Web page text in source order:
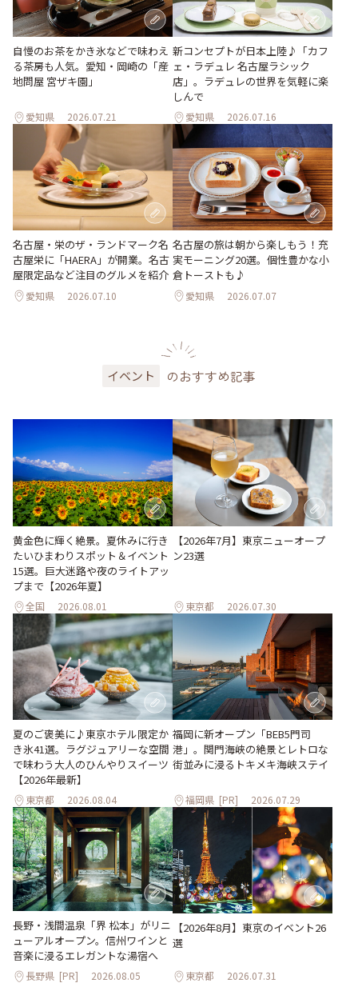
自慢のお茶をかき氷などで味わえ
る茶房も人気。愛知・岡崎の「産
地問屋 宮ザキ園」
愛知県 2026.07.21
新コンセプトが日本上陸♪「カフ
ェ・ラデュレ 名古屋ラシック
店」。ラデュレの世界を気軽に楽
しんで
愛知県 2026.07.16
名古屋・栄のザ・ランドマーク名
古屋栄に「HAERA」が開業。名古
屋限定品など注目のグルメを紹介
愛知県 2026.07.10
名古屋の旅は朝から楽しもう！充
実モーニング20選。個性豊かな小
倉トーストも♪
愛知県 2026.07.07
イベント のおすすめ記事
黄金色に輝く絶景。夏休みに行き
たいひまわりスポット＆イベント
15選。巨大迷路や夜のライトアッ
プまで【2026年夏】
全国 2026.08.01
【2026年7月】東京ニューオープ
ン23選
東京都 2026.07.30
夏のご褒美に♪東京ホテル限定か
き氷41選。ラグジュアリーな空間
で味わう大人のひんやりスイーツ
【2026年最新】
東京都 2026.08.04
福岡に新オープン「BEB5門司
港」。関門海峡の絶景とレトロな
街並みに浸るトキメキ海峡ステイ
福岡県 [PR] 2026.07.29
長野・浅間温泉「界 松本」がリニ
ューアルオープン。信州ワインと
音楽に浸るエレガントな湯宿へ
長野県 [PR] 2026.08.05
【2026年8月】東京のイベント26
選
東京都 2026.07.31